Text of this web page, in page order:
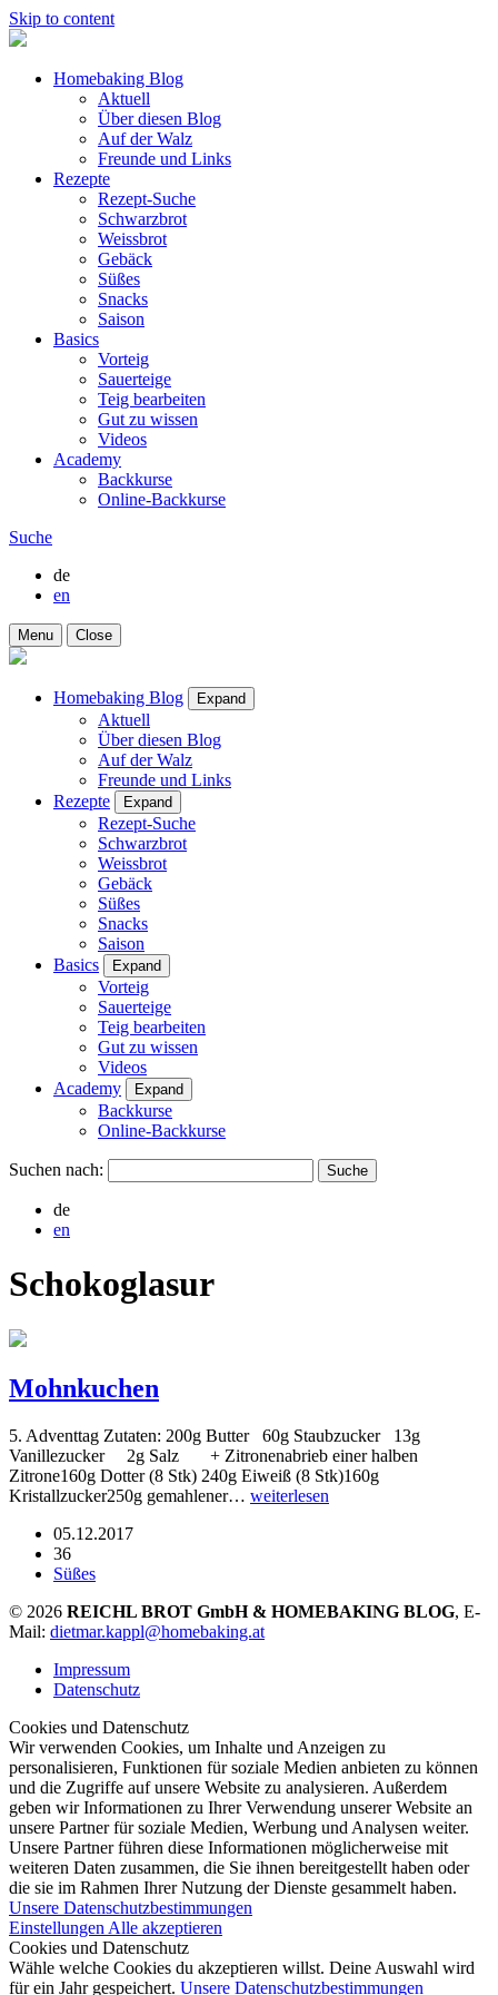
Skip to content
Homebaking Blog
Aktuell
Über diesen Blog
Auf der Walz
Freunde und Links
Rezepte
Rezept-Suche
Schwarzbrot
Weissbrot
Gebäck
Süßes
Snacks
Saison
Basics
Vorteig
Sauerteige
Teig bearbeiten
Gut zu wissen
Videos
Academy
Backkurse
Online-Backkurse
Suche
de
en
Menu Close
Homebaking Blog Expand
Aktuell
Über diesen Blog
Auf der Walz
Freunde und Links
Rezepte
Expand
Rezept-Suche
Schwarzbrot
Weissbrot
Gebäck
Süßes
Snacks
Saison
Basics
Expand
Vorteig
Sauerteige
Teig bearbeiten
Gut zu wissen
Videos
Academy
Expand
Backkurse
Online-Backkurse
Suchen nach:
de
en
Schokoglasur
Mohnkuchen
5. Adventtag Zutaten: 200g Butter 60g Staubzucker 13g
Vanillezucker 2g Salz + Zitronenabrieb einer halben
Zitrone160g Dotter (8 Stk) 240g Eiweiß (8 Stk)160g
Kristallzucker250g gemahlener… weiterlesen
05.12.2017
36
Süßes
© 2026 REICHL BROT GmbH & HOMEBAKING BLOG, E-
Mail: dietmar.kappl@homebaking.at
Impressum
Datenschutz
Cookies und Datenschutz
Wir verwenden Cookies, um Inhalte und Anzeigen zu
personalisieren, Funktionen für soziale Medien anbieten zu können
und die Zugriffe auf unsere Website zu analysieren. Außerdem
geben wir Informationen zu Ihrer Verwendung unserer Website an
unsere Partner für soziale Medien, Werbung und Analysen weiter.
Unsere Partner führen diese Informationen möglicherweise mit
weiteren Daten zusammen, die Sie ihnen bereitgestellt haben oder
die sie im Rahmen Ihrer Nutzung der Dienste gesammelt haben.
Unsere Datenschutzbestimmungen
Einstellungen Alle akzeptieren
Cookies und Datenschutz
Wähle welche Cookies du akzeptieren willst. Deine Auswahl wird
für ein Jahr gespeichert. Unsere Datenschutzbestimmungen